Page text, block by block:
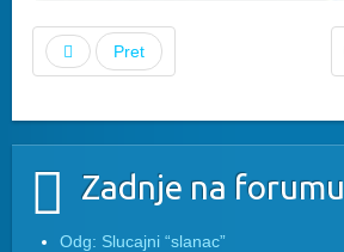
Pret
Zadnje na forumu
Odg: Slucajni “slanac”